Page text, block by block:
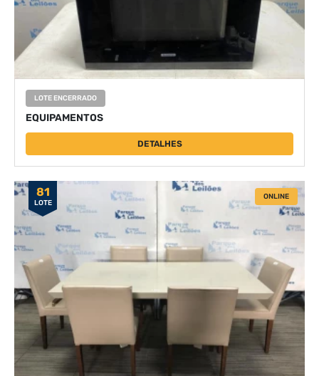
LOTE ENCERRADO
EQUIPAMENTOS
DETALHES
81
LOTE
ONLINE